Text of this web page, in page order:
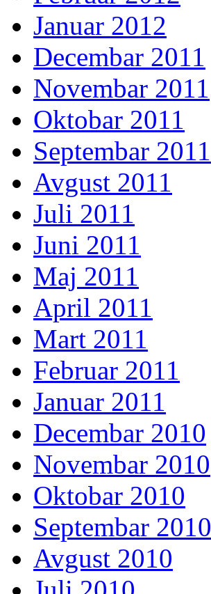
Januar 2012
Decembar 2011
Novembar 2011
Oktobar 2011
Septembar 2011
Avgust 2011
Juli 2011
Juni 2011
Maj 2011
April 2011
Mart 2011
Februar 2011
Januar 2011
Decembar 2010
Novembar 2010
Oktobar 2010
Septembar 2010
Avgust 2010